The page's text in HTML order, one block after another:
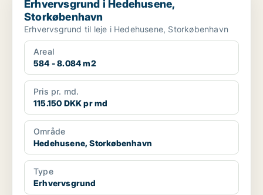
Erhvervsgrund i Hedehusene,
Storkøbenhavn
Erhvervsgrund til leje i Hedehusene, Storkøbenhavn
Areal
584 - 8.084 m2
Pris pr. md.
115.150 DKK pr md
Område
Hedehusene, Storkøbenhavn
Type
Erhvervsgrund